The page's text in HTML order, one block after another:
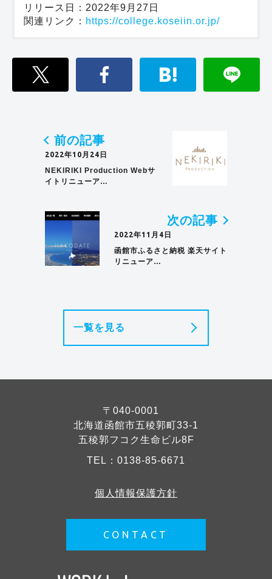
リリース日：2022年9月27日
関連リンク： https://college.koseiin.or.jp/
前の記事
2022年10月24日
NEKIRIKI Production Webサ
イトリニューア…
一覧を見る
次の記事
2022年11月4日
函館市ふるさと納税 楽天サイト
リニューア…
〒040-0001
北海道函館市五稜郭町33-1
五稜郭フコク生命ビル8F
TEL： 0138-85-6671
個人情報保護方針
CONTACT